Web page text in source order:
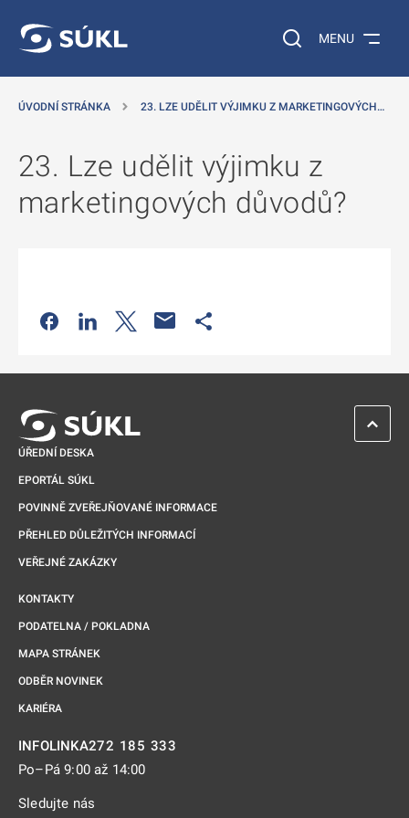
Vyhledávání na
MENU
ÚVODNÍ STRÁNKA 23. LZE UDĚLIT VÝJIMKU Z MARKETINGOVÝCH…
23. Lze udělit výjimku z
marketingových důvodů?
Odkaz se otevře na nové kartě
Odkaz se otevře na nové kartě
Odkaz se otevře na nové kartě
ÚŘEDNÍ DESKA
EPORTÁL SÚKL
POVINNĚ ZVEŘEJŇOVANÉ INFORMACE
PŘEHLED DŮLEŽITÝCH INFORMACÍ
VEŘEJNÉ ZAKÁZKY
KONTAKTY
PODATELNA / POKLADNA
MAPA STRÁNEK
ODBĚR NOVINEK
KARIÉRA
INFOLINKA272 185 333
Po–Pá 9:00 až 14:00
Sledujte nás
ZPĚT